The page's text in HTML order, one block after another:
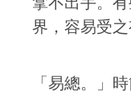
界，容易受之
「易總。」